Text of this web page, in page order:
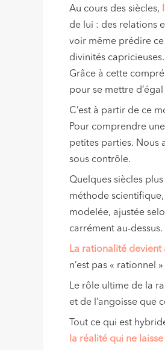
Au cours des siècles,
de lui : des relations
voir même prédire
divinités
Grâce à cette
pour se mettre
C’est à partir de ce
Pour comprendre
petites parties. Nous
sous contrôle.
Quelques siècles
méthode
modelée, ajustée
carrément au-
La rationalité devient
n’est pas « rationnel
Le rôle ultime de la
et de l’angoisse que
Tout ce qui est
la réalité qui ne